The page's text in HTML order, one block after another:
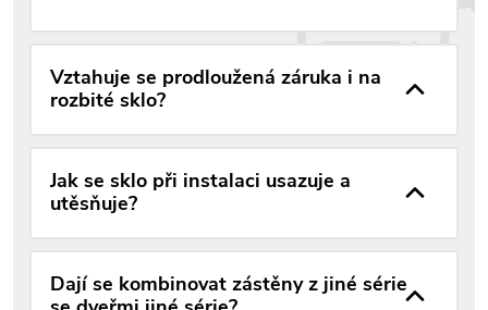
Vztahuje se prodloužená záruka i na
rozbité sklo?
Jak se sklo při instalaci usazuje a
utěsňuje?
Dají se kombinovat zástěny z jiné série